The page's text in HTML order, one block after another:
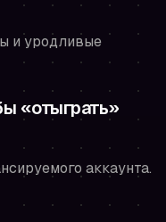
и уродливые
«отыграть»
аккаунта.